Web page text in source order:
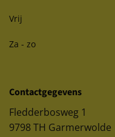
Vrij
Za - zo
Contactgegevens
Fledderbosweg 1
9798 TH Garmerwolde